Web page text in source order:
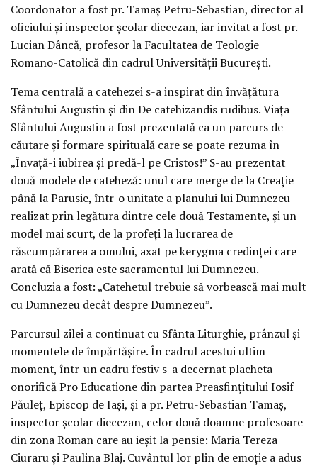
Coordonator a fost pr. Tamaș Petru-Sebastian, director al
oficiului și inspector școlar diecezan, iar invitat a fost pr.
Lucian Dâncă, profesor la Facultatea de Teologie
Romano-Catolică din cadrul Universității București.
Tema centrală a catehezei s-a inspirat din învățătura
Sfântului Augustin și din De catehizandis rudibus. Viața
Sfântului Augustin a fost prezentată ca un parcurs de
căutare și formare spirituală care se poate rezuma în
„Învață-i iubirea și predă-l pe Cristos!” S-au prezentat
două modele de cateheză: unul care merge de la Creație
până la Parusie, într-o unitate a planului lui Dumnezeu
realizat prin legătura dintre cele două Testamente, și un
model mai scurt, de la profeți la lucrarea de
răscumpărarea a omului, axat pe kerygma credinței care
arată că Biserica este sacramentul lui Dumnezeu.
Concluzia a fost: „Catehetul trebuie să vorbească mai mult
cu Dumnezeu decât despre Dumnezeu”.
Parcursul zilei a continuat cu Sfânta Liturghie, prânzul și
momentele de împărtășire. În cadrul acestui ultim
moment, într-un cadru festiv s-a decernat placheta
onorifică Pro Educatione din partea Preasfințitului Iosif
Păuleț, Episcop de Iași, și a pr. Petru-Sebastian Tamaș,
inspector școlar diecezan, celor două doamne profesoare
din zona Roman care au ieșit la pensie: Maria Tereza
Ciuraru și Paulina Blaj. Cuvântul lor plin de emoție a adus